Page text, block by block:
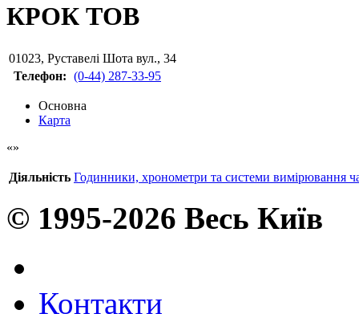
КРОК ТОВ
01023, Руставелі Шота вул., 34
Телефон: (0-44) 287-33-95
Основна
Карта
Діяльність Годинники, хронометри та системи вимірювання
© 1995-2026 Весь Київ
Контакти